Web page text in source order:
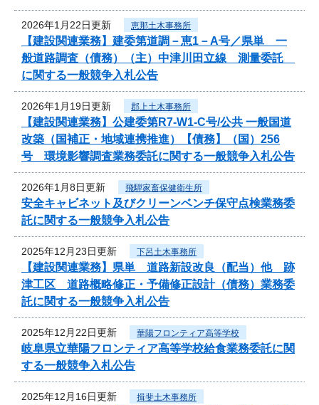
2026年1月22日更新 恵那土木事務所
【建設関連業務】建委第道調－恵1－A号／県単 一
般道路調査（債務）（主）中津川田立線 測量委託
に関する一般競争入札公告
2026年1月19日更新 郡上土木事務所
【建設関連業務】公建委第R7-W1-C号/公共 一般国道
改築（国補正・地域連携推進）【債務】（国）256
号 環境影響調査業務委託に関する一般競争入札公告
2026年1月8日更新 飛騨家畜保健衛生所
安全キャビネット及びクリーンベンチ保守点検業務委
託に関する一般競争入札公告
2025年12月23日更新 下呂土木事務所
【建設関連業務】県単 道路新設改良（配当）他 跡
津工区 道路概略修正・予備修正設計（債務）業務委
託に関する一般競争入札公告
2025年12月22日更新 華陽フロンティア高等学校
岐阜県立華陽フロンティア高等学校給食業務委託に関
する一般競争入札公告
2025年12月16日更新 揖斐土木事務所